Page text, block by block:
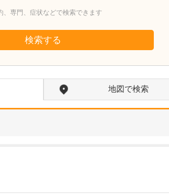
、専門、症状などで検索できます
検索する
地図で検索
茨城県土浦市
淀縄医院
淀縄 聡副院長取材記事